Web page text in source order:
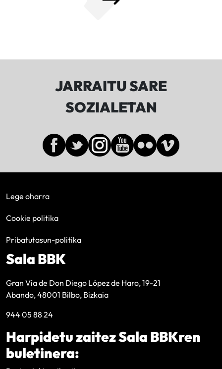
JARRAITU SARE
SOZIALETAN
Lege oharra
Cookie politika
Pribatutasun-politika
Sala BBK
Gran Vía de Don Diego López de Haro, 19-21
Abando, 48001 Bilbo, Bizkaia
944 05 88 24
Harpidetu zaitez Sala BBKren
buletinera: